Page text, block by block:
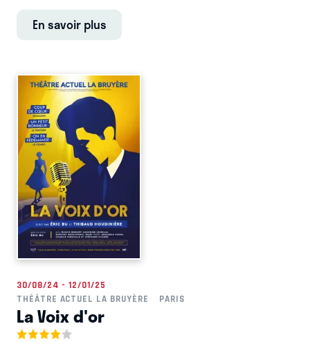
En savoir plus
30/08/24 - 12/01/25
THÉÂTRE ACTUEL LA BRUYÈRE
PARIS
La Voix d'or